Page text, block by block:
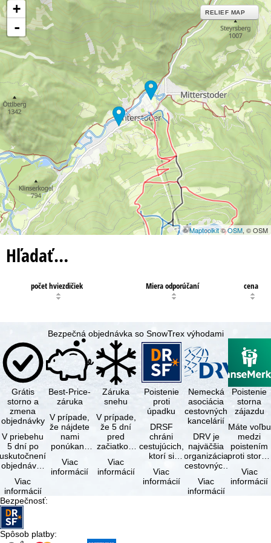
+
-
RELIEF MAP
©Maptoolkit©OSM, © OSM
Hľadať…
počet hviezdičiek Miera odporúčaní cena
Bezpečná objednávka so SnowTrex výhodami
Grátis
storno a
zmena
objednávky
V priebehu
5 dní po
uskutočnení
objednávky
tejto
objednávky
bezplatne
…
Viac
informácií
Best-Price-
záruka
V prípade,
že nájdete
nami
ponúkaný
rovnakými
službami
Viac
informácií
Záruka
snehu
V prípade,
že 5 dní
pred
začiatkom
(deň
príjazdu)
Viac
informácií
Poistenie
proti
úpadku
DRSF
chráni
cestujúcich,
ktorí si
zájazd
alebo
Viac
informácií
Nemecká
asociácia
cestovných
kancelárií
DRV je
najväčšia
organizácia
cestovných
organizátorov
zájazdov v …
Viac
informácií
Poistenie
storna
zájazdu
Máte voľbu
medzi
poistením
proti stornu
cestovným
Viac
informácií
Bezpečnosť:
Spôsob platby: